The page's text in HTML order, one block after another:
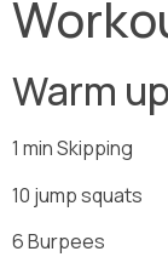
Warm up
1 min Skipping
10 jump squats
6 Burpees